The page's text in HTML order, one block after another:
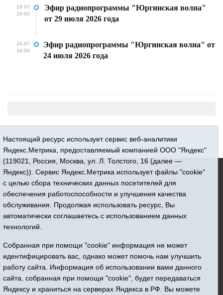
29.07
18:00
Эфир радиопрограммы "Юргинская волна"
от 29 июля 2026 года
24.07
18:00
Эфир радиопрограммы "Юргинская волна" от
24 июля 2026 года
16+ © 2015-2026 Сетевое издание «Новости Юргинского
Регистрационный номер СМИ ЭЛ № ФС 77 - 66052 выдан
Федеральной службой по надзору в сфере связи,
«Призыв»
Все права защищены © При использовании материалов
ссылка обязательна
Адрес редакции: 627250, Тюменская область, Юргинский
район, с. Юргинское, ул. Центральная, 49
Настоящий ресурс использует сервис веб-аналитики
Яндекс.Метрика, предоставляемый компанией ООО "Яндекс"
(119021, Россия, Москва, ул. Л. Толстого, 16 (далее —
Яндекс)). Сервис Яндекс.Метрика использует файлы "cookie"
с целью сбора технических данных посетителей для
обеспечения работоспособности и улучшения качества
обслуживания. Продолжая использовать ресурс, Вы
автоматически соглашаетесь с использованием данных
технологий.
Собранная при помощи "cookie" информация не может
идентифицировать вас, однако может помочь нам улучшить
работу сайта. Информация об использовании вами данного
сайта, собранная при помощи "cookie", будет передаваться
Яндексу и храниться на серверах Яндекса в РФ. Вы можете